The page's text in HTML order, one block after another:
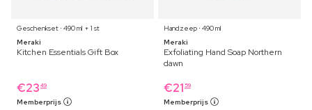
Geschenkset ⋅ 490 ml + 1 st
Meraki
Kitchen Essentials Gift Box
€23 49
Memberprijs
Handzeep ⋅ 490 ml
Meraki
Exfoliating Hand Soap Northern
dawn
€21 59
Memberprijs